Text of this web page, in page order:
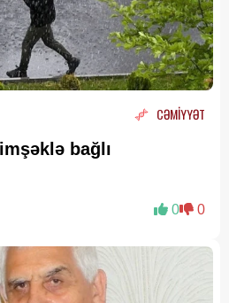
CƏMİYYƏT
bağlı
0 0